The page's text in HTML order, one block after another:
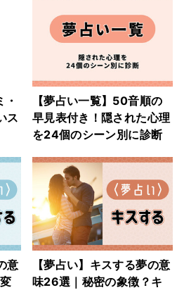
ス
【夢占い一覧】50音順の
早見表付き！隠された心理
を24個のシーン別に診断
意
【夢占い】キスする夢の意
味26選｜秘密の象徴？キ